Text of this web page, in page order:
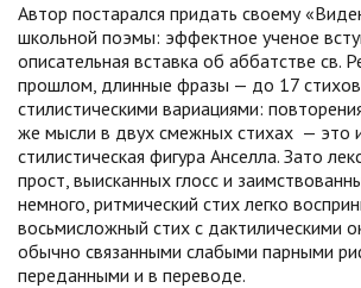
Автор постарался придать своему
школьной поэмы: эффектное ученое
описательная вставка об аббатстве св.
прошлом, длинные фразы — до 17
стилистическими вариациями:
же мысли в двух смежных стихах — это
стилистическая фигура Анселла. Зато
прост, выисканных глосс и
немного, ритмический стих легко
восьмисложный стих с дактилическими
обычно связанными слабыми парными
переданными и в переводе.